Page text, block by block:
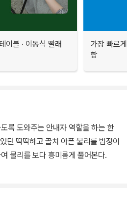
이블 · 이동식 빨래
가장 빠르
합
록 도와주는 안내자 역할을 하는 한
던 딱딱하고 골치 아픈 물리를 법정이
물리를 보다 흥미롭게 풀어본다.
3편에서는 빛과 전기에 대한 우리 주